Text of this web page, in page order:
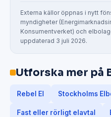
Externa källor öppnas i nytt
myndigheter
Konsumentverket) och
uppdaterad 3 juli 2026.
Utforska mer på
Rebel El Stockholms
Fast eller rörligt elavtal